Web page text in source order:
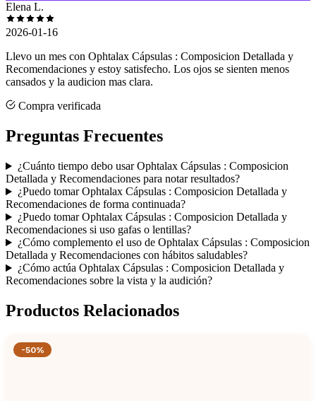
Elena L.
2026-01-16
Llevo un mes con Ophtalax Cápsulas : Composicion Detallada y
Recomendaciones y estoy satisfecho. Los ojos se sienten menos
cansados y la audicion mas clara.
Compra verificada
Preguntas Frecuentes
¿Cuánto tiempo debo usar Ophtalax Cápsulas : Composicion
Detallada y Recomendaciones para notar resultados?
¿Puedo tomar Ophtalax Cápsulas : Composicion Detallada y
Recomendaciones de forma continuada?
¿Puedo tomar Ophtalax Cápsulas : Composicion Detallada y
Recomendaciones si uso gafas o lentillas?
¿Cómo complemento el uso de Ophtalax Cápsulas : Composicion
Detallada y Recomendaciones con hábitos saludables?
¿Cómo actúa Ophtalax Cápsulas : Composicion Detallada y
Recomendaciones sobre la vista y la audición?
Productos Relacionados
-50%